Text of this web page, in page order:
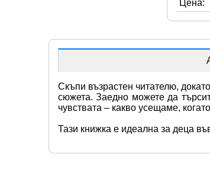
Цена:
Скъпи възрастен читателю,
сюжета. Заедно можете да
чувствата – какво усещаме,
Тази книжка е идеална за деца